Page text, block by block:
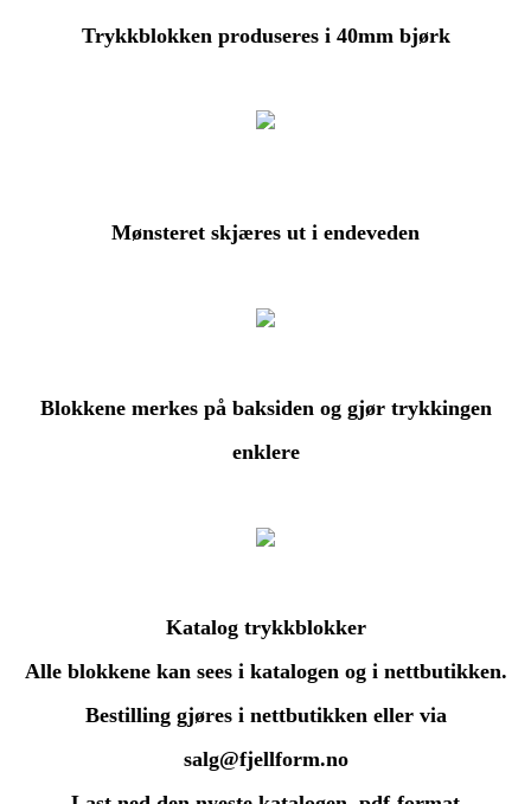
Trykkblokken produseres i 40mm bjørk
Mønsteret skjæres ut i endeveden
Blokkene merkes på baksiden og gjør trykkingen
enklere
Katalog trykkblokker
Alle blokkene kan sees i katalogen og i nettbutikken.
Bestilling gjøres i nettbutikken eller via
salg@fjellform.no